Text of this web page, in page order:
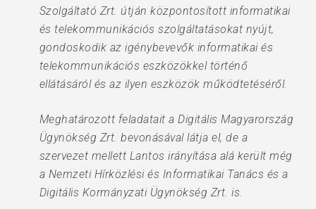
Szolgáltató Zrt. útján központosított informatikai
és telekommunikációs szolgáltatásokat nyújt,
gondoskodik az igénybevevők informatikai és
telekommunikációs eszközökkel történő
ellátásáról és az ilyen eszközök működtetéséről.
Meghatározott feladatait a Digitális Magyarország
Ügynökség Zrt. bevonásával látja el, de a
szervezet mellett Lantos irányítása alá került még
a Nemzeti Hírközlési és Informatikai Tanács és a
Digitális Kormányzati Ügynökség Zrt. is.